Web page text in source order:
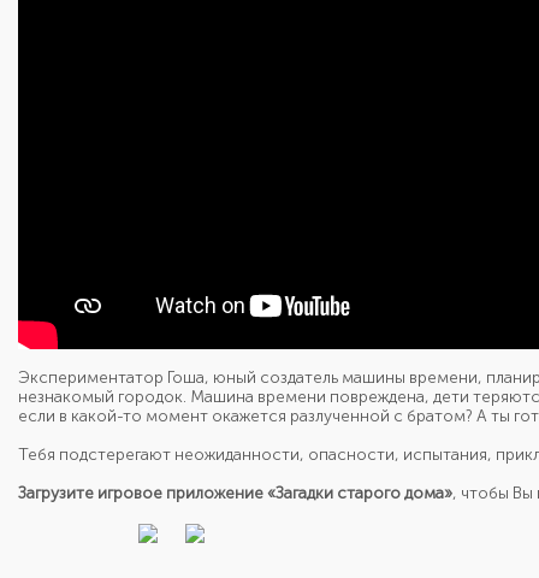
Экспериментатор Гоша, юный создатель машины времени,
незнакомый городок. Машина времени повреждена, дети
если в какой-то момент окажется разлученной с братом? А ты
Тебя подстерегают неожиданности, опасности, испытания,
Загрузите игровое приложение «Загадки старого дома», чтобы Вы